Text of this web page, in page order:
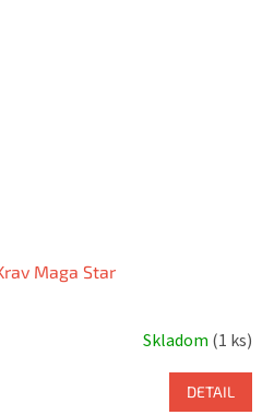
Maga Star
Skladom (1 ks)
DETAIL